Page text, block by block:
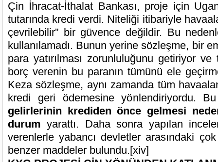
Çin İhracat-İthalat Bankası, proje için
tutarında kredi verdi. Niteliği itibariyle
çevrilebilir” bir güvence değildir. Bu
kullanılamadı. Bunun yerine sözleşme, bir
para yatırılması zorunluluğunu getiriyor
borç verenin bu paranın tümünü ele
Keza sözleşme, aynı zamanda tüm
kredi geri ödemesine yönlendiriyordu.
gelirlerinin krediden önce gelmesi
durum yarattı. Daha sonra yapılan
verenlerle yabancı devletler arasındaki
benzer maddeler bulundu.[xiv]